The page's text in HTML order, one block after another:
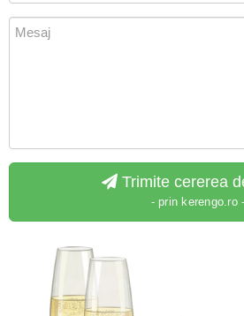
Trimite cererea
- prin kerengo.ro -